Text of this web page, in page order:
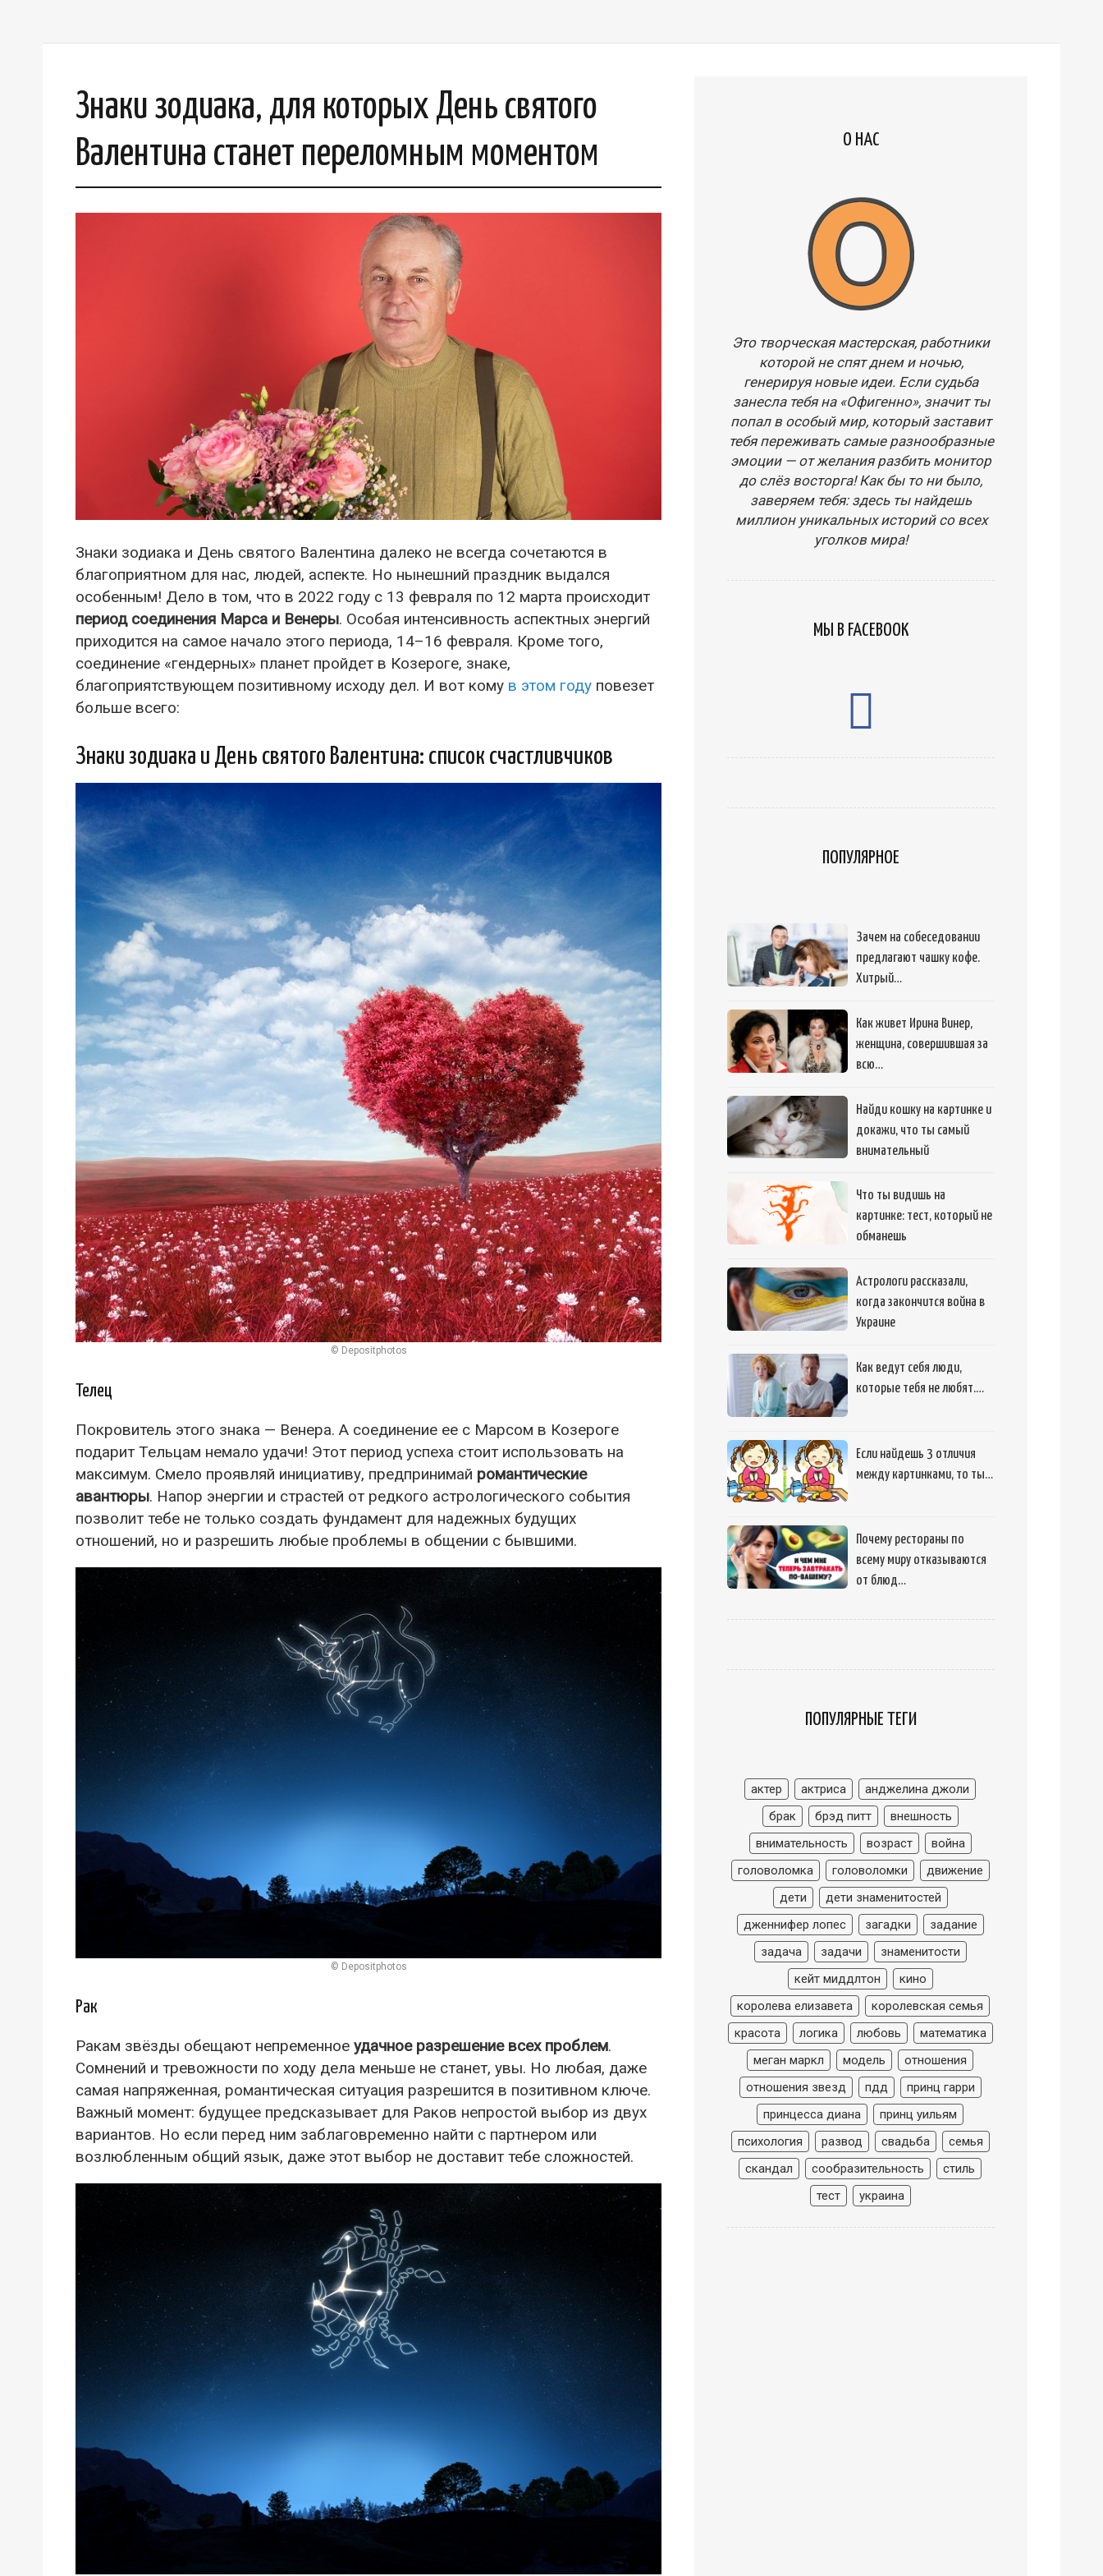
Знаки зодиака, для которых День святого
Валентина станет переломным моментом
Знаки зодиака и День святого Валентина далеко не всегда сочетаются в
благоприятном для нас, людей, аспекте. Но нынешний праздник выдался
особенным! Дело в том, что в 2022 году с 13 февраля по 12 марта происходит
период соединения Марса и Венеры. Особая интенсивность аспектных энергий
приходится на самое начало этого периода, 14–16 февраля. Кроме того,
соединение «гендерных» планет пройдет в Козероге, знаке,
благоприятствующем позитивному исходу дел. И вот кому в этом году повезет
больше всего:
Знаки зодиака и День святого Валентина: список счастливчиков
© Depositphotos
Телец
Покровитель этого знака — Венера. А соединение ее с Марсом в Козероге
подарит Тельцам немало удачи! Этот период успеха стоит использовать на
максимум. Смело проявляй инициативу, предпринимай романтические
авантюры. Напор энергии и страстей от редкого астрологического события
позволит тебе не только создать фундамент для надежных будущих
отношений, но и разрешить любые проблемы в общении с бывшими.
© Depositphotos
Рак
Ракам звёзды обещают непременное удачное разрешение всех проблем.
Сомнений и тревожности по ходу дела меньше не станет, увы. Но любая, даже
самая напряженная, романтическая ситуация разрешится в позитивном ключе.
Важный момент: будущее предсказывает для Раков непростой выбор из двух
вариантов. Но если перед ним заблаговременно найти с партнером или
возлюбленным общий язык, даже этот выбор не доставит тебе сложностей.
О НАС
Это творческая мастерская, работники
которой не спят днем и ночью,
генерируя новые идеи. Если судьба
занесла тебя на «Офигенно», значит ты
попал в особый мир, который заставит
тебя переживать самые разнообразные
эмоции — от желания разбить монитор
до слёз восторга! Как бы то ни было,
заверяем тебя: здесь ты найдешь
миллион уникальных историй со всех
уголков мира!
МЫ В FACEBOOK
ПОПУЛЯРНОЕ
Зачем на собеседовании
предлагают чашку кофе.
Хитрый…
Как живет Ирина Винер,
женщина, совершившая за
всю…
Найди кошку на картинке и
докажи, что ты самый
внимательный
Что ты видишь на
картинке: тест, который не
обманешь
Астрологи рассказали,
когда закончится война в
Украине
Как ведут себя люди,
которые тебя не любят.…
Если найдешь 3 отличия
между картинками, то ты…
Почему рестораны по
всему миру отказываются
от блюд…
ПОПУЛЯРНЫЕ ТЕГИ
актер актриса
анджелина джоли
брак
брэд питт
внешность
внимательность
возраст
война
головоломка
головоломки
движение
дети
дети знаменитостей
дженнифер лопес
загадки
задание
задача
задачи
знаменитости
кейт миддлтон
кино
королева елизавета
королевская семья
красота
логика любовь
математика
меган маркл
модель
отношения
отношения звезд
пдд
принц гарри
принцесса диана
принц уильям
психология
развод свадьба
семья
скандал
сообразительность
стиль
тест
украина